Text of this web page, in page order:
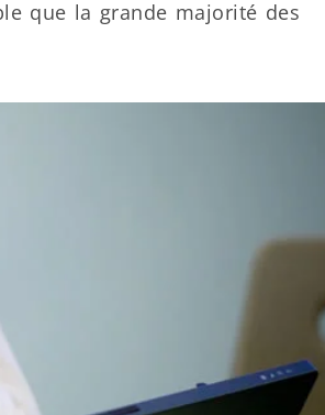
que la grande majorité des